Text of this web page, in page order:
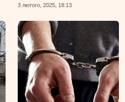
3 лютого, 2025, 18:13